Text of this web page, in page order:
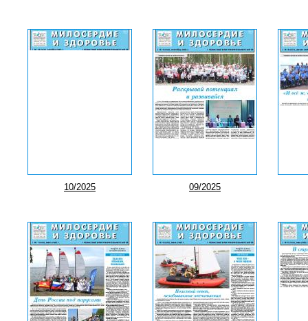
10/2025 09/2025